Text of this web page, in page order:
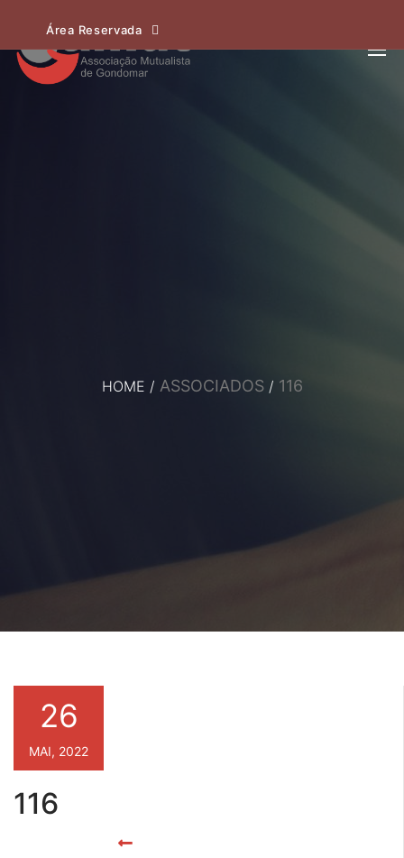
Área Reservada
HOME / ASSOCIADOS / 116
116
26
MAI, 2022